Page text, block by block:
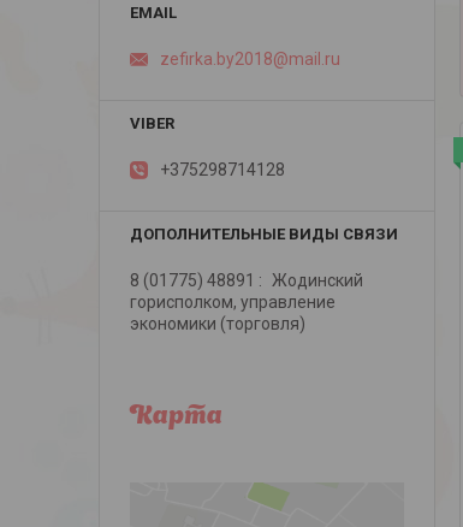
zefirka.by2018@mail.ru
+375298714128
8 (01775) 48891
Жодинский
горисполком, управление
экономики (торговля)
Карта